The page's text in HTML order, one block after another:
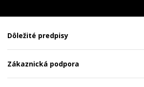
Dôležité predpisy
Zákaznická podpora